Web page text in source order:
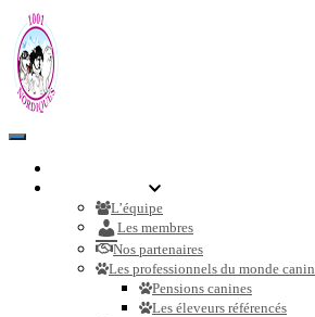
Toggle
L’équipe
Les membres
Nos partenaires
Les professionnels du monde canin
Pensions canines
Les éleveurs référencés